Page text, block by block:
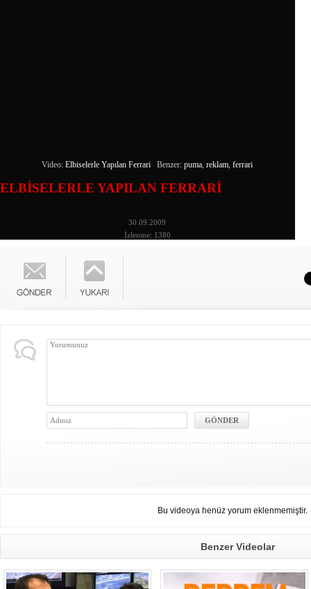
Video:Elbiselerle Yapılan Ferrari Benzer:puma,reklam,ferrari
ELBİSELERLE YAPILAN FERRARİ
30.09.2009
İzlenme: 1380
Bu videoya henüz yorum eklenmemiştir.
Benzer Videolar